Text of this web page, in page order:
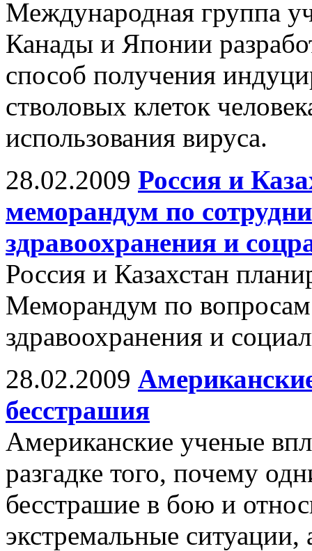
Международная группа
Канады и Японии
способ получения
стволовых клеток
использования вируса.
28.02.2009 Россия и
меморандум по
здравоохранения и
Россия и Казахстан
Меморандум по вопросам
здравоохранения и
28.02.2009
бесстрашия
Американские ученые
разгадке того, почему
бесстрашие в бою и
экстремальные ситуации,